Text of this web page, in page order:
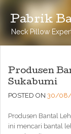
Pabrik
Neck Pillow
Produsen
Sukabumi
POSTED ON 30/08/
Produsen Bantal
ini mencari bantal